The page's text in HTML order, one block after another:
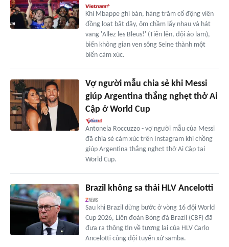
Khi Mbappe ghi bàn, hàng trăm cổ động viên
đồng loạt bật dậy, ôm chầm lấy nhau và hát
vang 'Allez les Bleus!' (Tiến lên, đội áo lam),
biến không gian ven sông Seine thành một
biển cảm xúc.
Vợ người mẫu chia sẻ khi Messi
giúp Argentina thắng nghẹt thở Ai
Cập ở World Cup
Antonela Roccuzzo - vợ người mẫu của Messi
đã chia sẻ cảm xúc trên Instagram khi chồng
giúp Argentina thắng nghẹt thở Ai Cập tại
World Cup.
Brazil không sa thải HLV Ancelotti
Sau khi Brazil dừng bước ở vòng 16 đội World
Cup 2026, Liên đoàn Bóng đá Brazil (CBF) đã
đưa ra thông tin về tương lai của HLV Carlo
Ancelotti cùng đội tuyển xứ samba.